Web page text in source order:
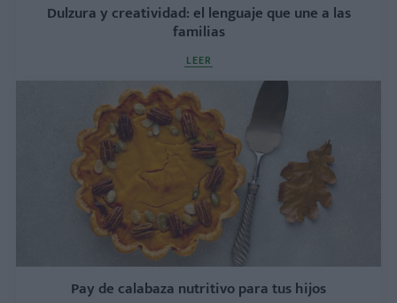
Dulzura y creatividad: el lenguaje que une a las
familias
LEER
Pay de calabaza nutritivo para tus hijos